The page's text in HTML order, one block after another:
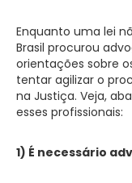
Enquanto uma lei
Brasil procurou
orientações sobre
tentar agilizar o
na Justiça. Veja,
esses profissionais:
1) É necessário